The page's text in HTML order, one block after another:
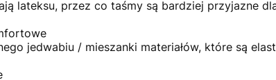
lateksu, przez co taśmy są bardziej przyjazne
jedwabiu / mieszanki materiałów, które są